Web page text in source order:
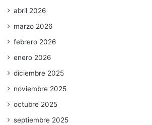
abril 2026
marzo 2026
febrero 2026
enero 2026
diciembre 2025
noviembre 2025
octubre 2025
septiembre 2025